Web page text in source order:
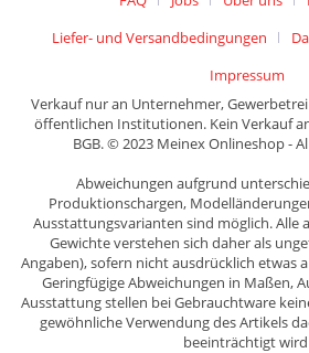
Liefer- und Versandbedingungen
Impressum
Verkauf nur an Unternehmer,
öffentlichen Institutionen. Kein Verkauf
BGB. © 2023 Meinex Onlineshop -
Abweichungen aufgrund
Produktionschargen,
Ausstattungsvarianten sind möglich. Alle
Gewichte verstehen sich daher als
Angaben), sofern nicht ausdrücklich etwas
Geringfügige Abweichungen in Maßen,
Ausstattung stellen bei Gebrauchtware
gewöhnliche Verwendung des Artikels
beeinträchtigt